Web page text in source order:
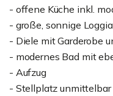
- offene Küche inkl.
- große, sonnige Loggia
- Diele mit Garderobe
- modernes Bad mit
- Aufzug
- Stellplatz unmittelbar